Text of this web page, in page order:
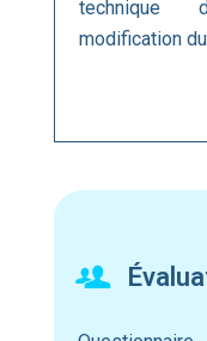
technique
modification